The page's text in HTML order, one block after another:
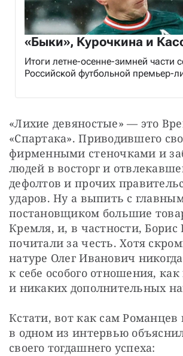
«Быки», Курочкина и
Итоги летне-осенне-зимней части
Российской футбольной премьер-
«Лихие девяностые» — это
«Спартака». Приводившего
фирменными стеночками и
людей в восторг и
дефолтов и прочих
ударов. Ну а выпить с
постановщиком большие
Кремля, и, в частности, Борис
почитали за честь. Хотя
натуре Олег Иванович
к себе особого отношения,
и никаких дополнительных
Кстати, вот как сам Романцев
в одном из интервью
своего тогдашнего успеха: